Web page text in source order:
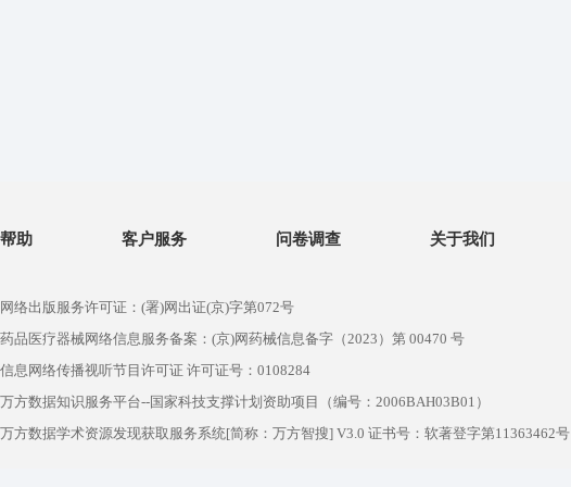
帮助 客户服务 问卷调查 关于我们
网络出版服务许可证：(署)网出证(京)字第072号
药品医疗器械网络信息服务备案：(京)网药械信息备字（2023）第 00470 号
信息网络传播视听节目许可证 许可证号：0108284
万方数据知识服务平台--国家科技支撑计划资助项目（编号：2006BAH03B01）
万方数据学术资源发现获取服务系统[简称：万方智搜] V3.0 证书号：软著登字第11363462号